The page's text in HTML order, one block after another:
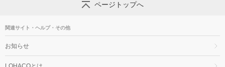
ページトップへ
関連サイト・ヘルプ・その他
お知らせ